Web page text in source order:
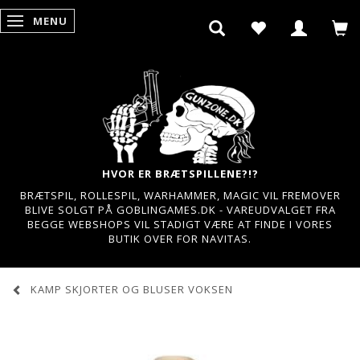
SKIFTE NAVIGATION
MENU
HVOR ER BRÆTSPILLENE?!?
BRÆTSPIL, ROLLESPIL, WARHAMMER, MAGIC VIL FREMOVER
BLIVE SOLGT PÅ GOBLINGAMES.DK - VAREUDVALGET FRA
BEGGE WEBSHOPS VIL STADIGT VÆRE AT FINDE I VORES
BUTIK OVER FOR NAVITAS.
KAMP SKJORTER OG BLUSER VOKSEN